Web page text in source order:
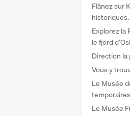
Flânez sur
historiques.
Explorez la
le fjord
Direction la
Vous y
Le Musée
Le Musée